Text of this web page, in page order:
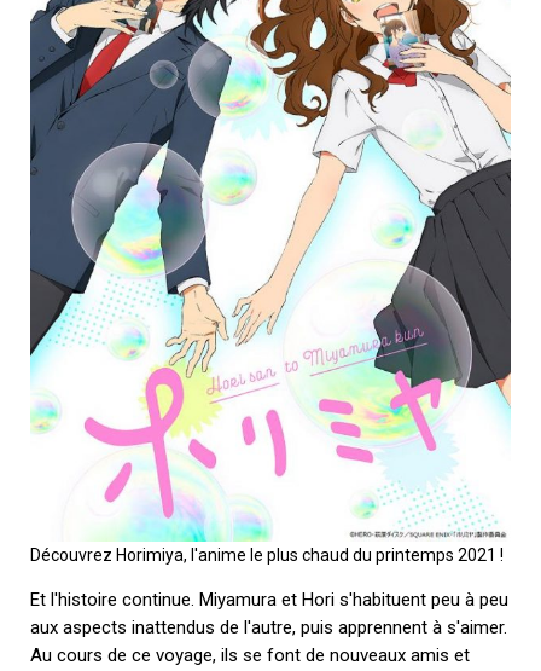
Découvrez Horimiya, l'anime le plus chaud du printemps 2021 !
Et l'histoire continue. Miyamura et Hori s'habituent peu à peu
aux aspects inattendus de l'autre, puis apprennent à s'aimer.
Au cours de ce voyage, ils se font de nouveaux amis et